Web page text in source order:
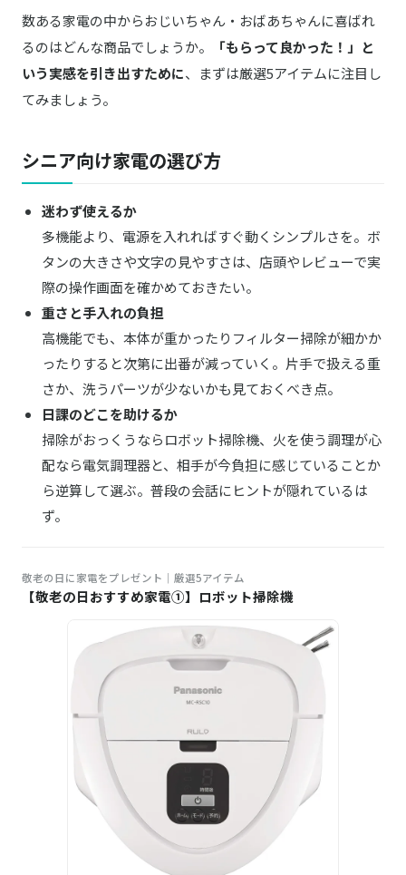
HEALTHY AIR 楽天はこちら
2WAY コードレス スティッククリーナー 楽天はこちら
ATEX／アテックス
HCL318
Panasonic／パナソニック
EH-SR75 美顔器 Amazonはこちら
ながらフィットネス機器 バランスボーイ FD-
数ある家電の中からおじいちゃん・おばあちゃんに喜ばれ
るのはどんな商品でしょうか。
「もらって良かった！」と
いう実感を引き出すために、まずは厳選5アイテムに注目し
てみましょう。
シニア向け家電の選び方
迷わず使えるか
多機能より、電源を入れればすぐ動くシンプルさを。ボ
タンの大きさや文字の見やすさは、店頭やレビューで実
際の操作画面を確かめておきたい。
重さと手入れの負担
高機能でも、本体が重かったりフィルター掃除が細かか
ったりすると次第に出番が減っていく。片手で扱える重
さか、洗うパーツが少ないかも見ておくべき点。
日課のどこを助けるか
掃除がおっくうならロボット掃除機、火を使う調理が心
配なら電気調理器と、相手が今負担に感じていることか
ら逆算して選ぶ。普段の会話にヒントが隠れているは
ず。
敬老の日に家電をプレゼント｜厳選5アイテム
【敬老の日おすすめ家電①】ロボット掃除機